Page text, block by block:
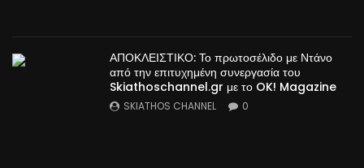
ΑΠΟΚΛΕΙΣΤΙΚΟ: Το πρωτοσέλιδο με Ντάνο
από την επιτυχημένη συνεργασία του
Skiathoschannel.gr με το OK! Magazine
SKIATHOS CHANNEL 0